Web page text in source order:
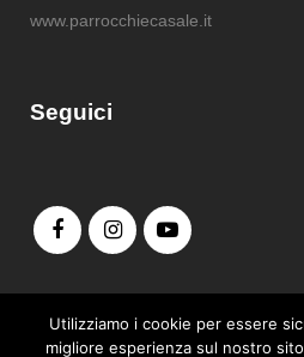
www.parrocchiecasale.it
Seguici
Utilizziamo i cookie per essere
migliore esperienza sul nostro